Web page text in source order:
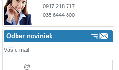
0917 218 717
035 6444 800
Odber noviniek
Váš e-mail